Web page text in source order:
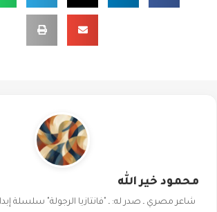
محمود خير الله
شاعر مصري ـ صدر له: ـ "فانتازيا الرجولة" سلسلة